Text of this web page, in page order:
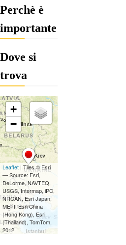
Perchè è
importante
Dove si
trova